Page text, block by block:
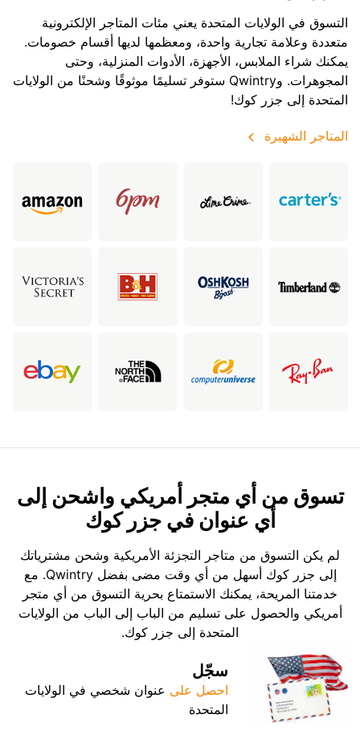
التسوق في الولايات المتحدة يعني مئات المتاجر الإلكترونية
متعددة وعلامة تجارية واحدة، ومعظمها لديها أقسام خصومات.
يمكنك شراء الملابس، الأجهزة، الأدوات المنزلية، وحتى
المجوهرات. وQwintry ستوفر تسليمًا موثوقًا وشحنًا من الولايات
المتحدة إلى جزر كوك!
المتاجر الشهيرة
تسوق من أي متجر أمريكي واشحن إلى
أي عنوان في جزر كوك
لم يكن التسوق من متاجر التجزئة الأمريكية وشحن مشترياتك
إلى جزر كوك أسهل من أي وقت مضى بفضل Qwintry. مع
خدمتنا المريحة، يمكنك الاستمتاع بحرية التسوق من أي متجر
أمريكي والحصول على تسليم من الباب إلى الباب من الولايات
المتحدة إلى جزر كوك.
سجّل
احصل على عنوان شخصي في الولايات
المتحدة